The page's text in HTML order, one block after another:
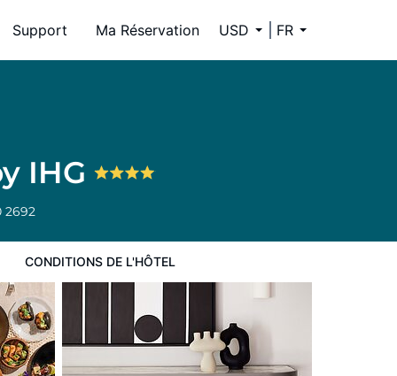
Support Ma Réservation USD FR
IHG
2692
CONDITIONS DE L'HÔTEL